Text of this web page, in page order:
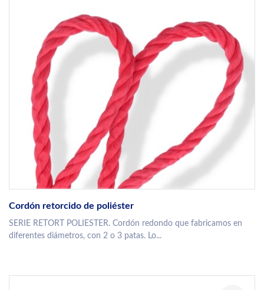
Cordón retorcido de poliéster
SERIE RETORT POLIESTER. Cordón redondo que fabricamos en
diferentes diámetros, con 2 o 3 patas. Lo...